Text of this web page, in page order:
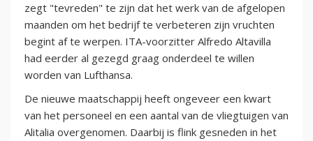
zegt "tevreden" te zijn dat het werk van de afgelopen
maanden om het bedrijf te verbeteren zijn vruchten
begint af te werpen. ITA-voorzitter Alfredo Altavilla
had eerder al gezegd graag onderdeel te willen
worden van Lufthansa.
De nieuwe maatschappij heeft ongeveer een kwart
van het personeel en een aantal van de vliegtuigen van
Alitalia overgenomen. Daarbij is flink gesneden in het